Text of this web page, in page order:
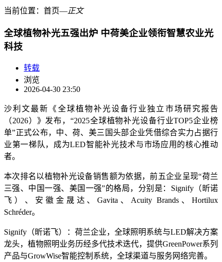
当前位置： 首页―正文
全球植物补光五强出炉 中荷美企业领衔智慧农业光
科技
转载
浏览
2026-04-30 23:50
沙利文最新《全球植物补光设备行业独立市场研究报告
（2026）》发布，“2025全球植物补光设备行业TOP5企业榜
单”正式公布，中、荷、美三国头部企业凭借综合实力占据行
业第一梯队，成为LED智能补光技术与市场应用的核心推动
者。
本次排名以植物补光设备销售额为依据，前五企业呈现“荷兰
三强、中国一强、美国一强”的格局，分别是： Signify（昕诺
飞）、 安徽 金晟达、Gavita 、Acuity Brands 、Hortilux
Schréder。
Signify （昕诺飞）：荷兰企业，全球照明系统与LED解决方案
龙头，植物照明业务历经多代技术迭代，提供GreenPower系列
产品与GrowWise智能控制系统，全球渠道与服务网络完善。